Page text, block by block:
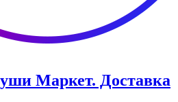
Маркет. Доставка